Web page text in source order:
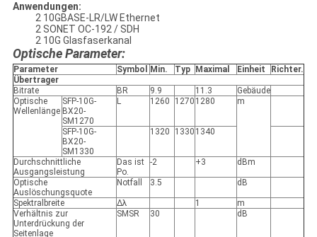
Anwendungen:
2 10GBASE-LR/LW Ethernet
2 SONET OC-192 / SDH
2 10G Glasfaserkanal
Optische Parameter:
Parameter Symbol Min. Typ Maximal Einheit
Richter.
Übertrager
Bitrate
BR 9.9 11.3
Gebäude
Optische
Wellenlänge
SFP-10G-
BX20-
SM1270
L 1260 1270 1280 m
SFP-10G-
BX20-
SM1330
1320 1330 1340
Durchschnittliche
Ausgangsleistung
Das ist
Po.
-2 +3 dBm
Optische
Auslöschungsquote
Notfall 3.5 dB
Spektralbreite Δλ 1
m
Verhältnis zur
Unterdrückung der
Seitenlage
SMSR 30 dB